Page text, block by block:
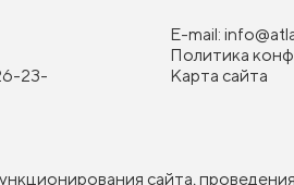
23-
E-mail:
Политика
Карта сайта
сайта,